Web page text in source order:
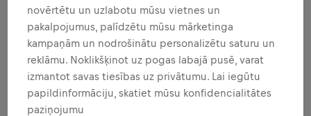
FUNDRAISING
Ziedo, lai radītu pārmaiņas! 100% no tava ziedojuma
tiks novirzīti mugurkaula smadzeņu izpētei.
HISTORY
novērtētu un uzlabotu mūsu vietnes un
pakalpojumus, palīdzētu mūsu mārketinga
kampaņām un nodrošinātu personalizētu saturu un
reklāmu. Noklikšķinot uz pogas labajā pusē, varat
izmantot savas tiesības uz privātumu. Lai iegūtu
papildinformāciju, skatiet mūsu konfidencialitātes
paziņojumu